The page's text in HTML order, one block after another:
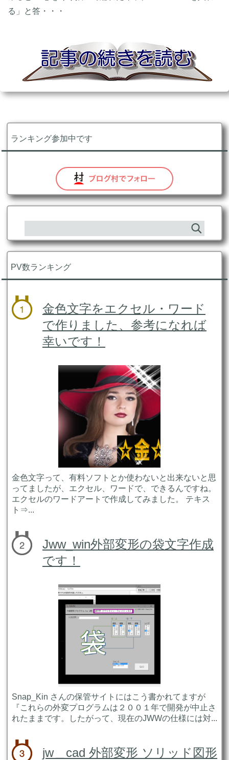
る」と答・・・
ランキング参加中です
PV数ランキング
金色文字をエクセル・ワード
で作りました、参考になれば
幸いです！
金色文字って、有料ソフトとか使わないと出来ないと思
ってましたが、エクセル、ワードで、できるんですね。
エクセルのワードアートで作成してみました。 テキス
ト⇒...
Jww_win外部変形の袋文字作成
です！
Snap_Kin さんの保管サイトにはこう書かれてますが
『これらの外変プログラムは２００１年で開発が中止さ
れたままです。したがって、現在のJWWの仕様には対...
jw＿cad 外部変形 ソリッド図形